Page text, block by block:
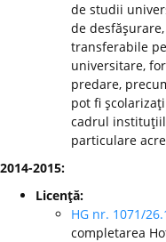
de studii
de
transferabile
universitare,
predare,
pot fi
cadrul
particulare
2014-2015:
Licenţă:
HG nr. 1071/
completarea